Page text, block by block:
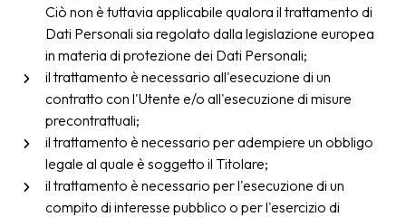
Ciò non è tuttavia applicabile qualora il trattamento di
Dati Personali sia regolato dalla legislazione europea
in materia di protezione dei Dati Personali;
il trattamento è necessario all'esecuzione di un
contratto con l'Utente e/o all'esecuzione di misure
precontrattuali;
il trattamento è necessario per adempiere un obbligo
legale al quale è soggetto il Titolare;
il trattamento è necessario per l'esecuzione di un
compito di interesse pubblico o per l'esercizio di